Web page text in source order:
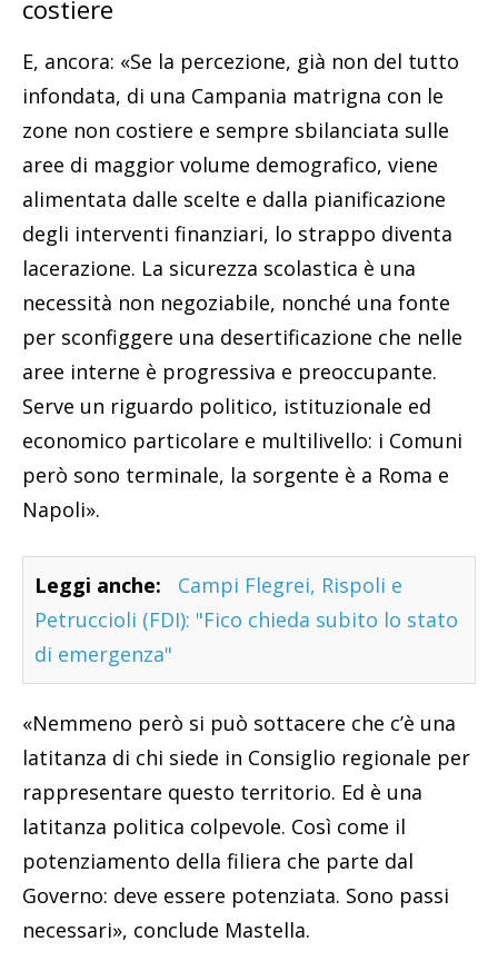
costiere
E, ancora: «Se la percezione, già non del tutto
infondata, di una Campania matrigna con le
zone non costiere e sempre sbilanciata sulle
aree di maggior volume demografico, viene
alimentata dalle scelte e dalla pianificazione
degli interventi finanziari, lo strappo diventa
lacerazione. La sicurezza scolastica è una
necessità non negoziabile, nonché una fonte
per sconfiggere una desertificazione che nelle
aree interne è progressiva e preoccupante.
Serve un riguardo politico, istituzionale ed
economico particolare e multilivello: i Comuni
però sono terminale, la sorgente è a Roma e
Napoli».
Leggi anche:
Campi Flegrei, Rispoli e
Petruccioli (FDI): "Fico chieda subito lo stato
di emergenza"
«Nemmeno però si può sottacere che c’è una
latitanza di chi siede in Consiglio regionale per
rappresentare questo territorio. Ed è una
latitanza politica colpevole. Così come il
potenziamento della filiera che parte dal
Governo: deve essere potenziata. Sono passi
necessari», conclude Mastella.